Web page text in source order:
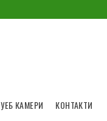
УЕБ КАМЕРИ КОНТАКТИ